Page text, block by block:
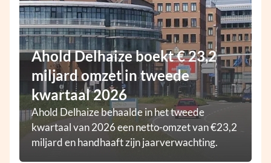
Ahold Delhaize boekt € 23,2
miljard omzet in tweede
kwartaal 2026
Ahold Delhaize behaalde in het tweede
kwartaal van 2026 een netto-omzet van €23,2
miljard en handhaaft zijn jaarverwachting.